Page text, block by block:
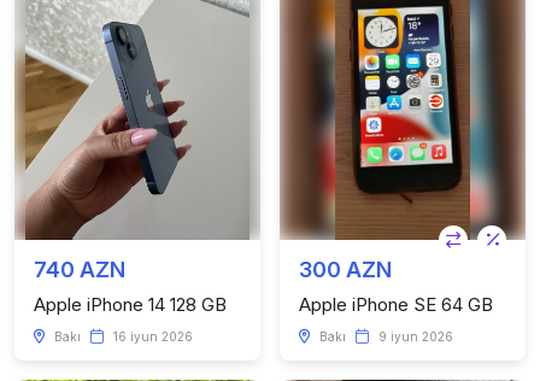
740 AZN
Apple iPhone 14 128 GB
Bakı 16 iyun 2026
300 AZN
Apple iPhone SE 64 GB
Bakı 9 iyun 2026